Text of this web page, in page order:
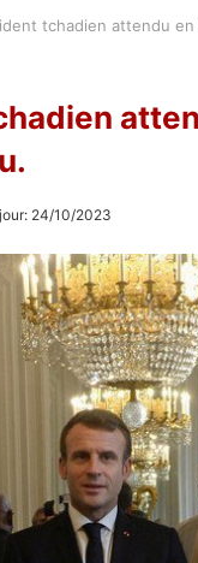
tchadien attendu
24/10/2023